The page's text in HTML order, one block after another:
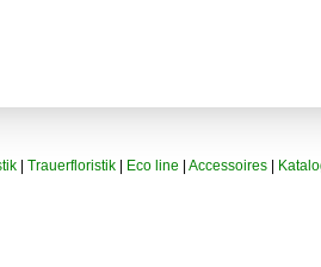
Trauerfloristik Eco line Accessoires